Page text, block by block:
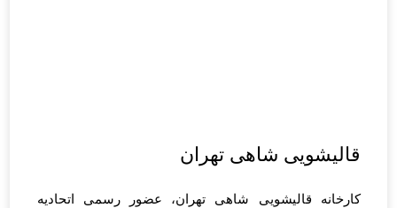
قالیشویی شاهی تهران
کارخانه قالیشویی شاهی تهران، عضور رسمی اتحادیه